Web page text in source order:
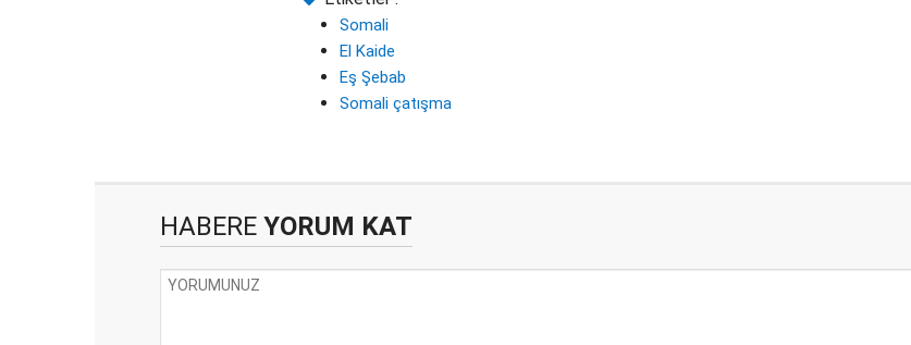
Somali
El Kaide
Eş Şebab
Somali çatışma
HABERE YORUM KAT